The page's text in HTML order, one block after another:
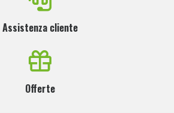
Assistenza cliente
Offerte